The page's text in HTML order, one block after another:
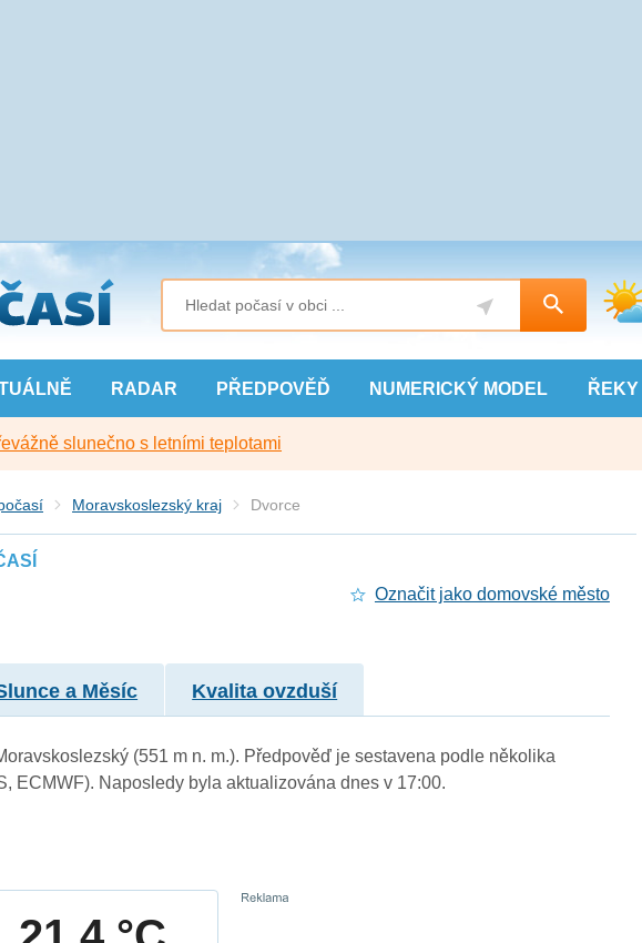
RADAR PŘEDPOVĚĎ NUMERICKÝ MODEL ŘEKY
slunečno s letními teplotami
Moravskoslezský kraj Dvorce
Označit jako domovské město
a Měsíc Kvalita ovzduší
(551 m n. m.). Předpověď je sestavena podle několika
ECMWF). Naposledy byla aktualizována dnes v 17:00.